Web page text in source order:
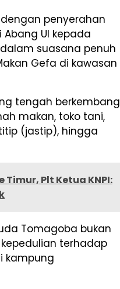
penyerahan
Ul kepada
suasana penuh
Gefa di kawasan
tengah berkembang
makan, toko tani,
(jastip), hingga
Timur, Plt Ketua KNPI:
Tomagoba bukan
terhadap
kampung